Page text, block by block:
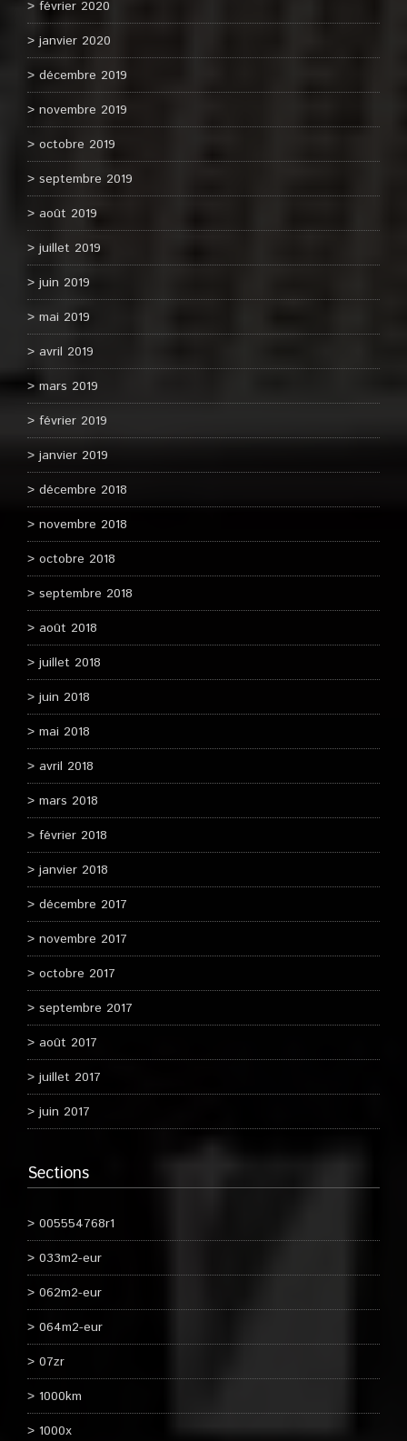
février 2020
janvier 2020
décembre 2019
novembre 2019
octobre 2019
septembre 2019
août 2019
juillet 2019
juin 2019
mai 2019
avril 2019
mars 2019
février 2019
janvier 2019
décembre 2018
novembre 2018
octobre 2018
septembre 2018
août 2018
juillet 2018
juin 2018
mai 2018
avril 2018
mars 2018
février 2018
janvier 2018
décembre 2017
novembre 2017
octobre 2017
septembre 2017
août 2017
juillet 2017
juin 2017
Sections
005554768r1
033m2-eur
062m2-eur
064m2-eur
07zr
1000km
1000x